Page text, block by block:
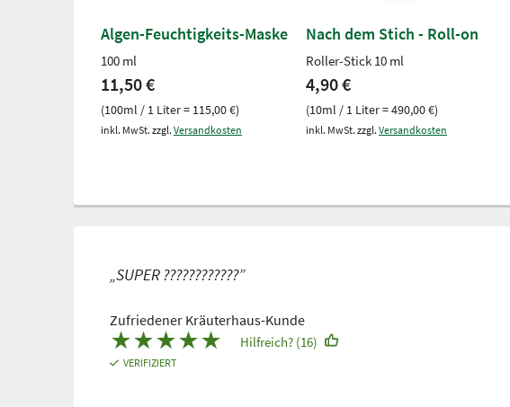
Algen-Feuchtigkeits-Maske
100 ml
11,50 €
(100ml / 1 Liter = 115,00 €)
inkl. MwSt. zzgl. Versandkosten
Nach dem Stich - Roll-on
Roller-Stick 10 ml
4,90 €
(10ml / 1 Liter = 490,00 €)
inkl. MwSt. zzgl. Versandkosten
„SUPER ????????????”
Zufriedener Kräuterhaus-Kunde
★★★★★
VERIFIZIERT
Hilfreich? (16)